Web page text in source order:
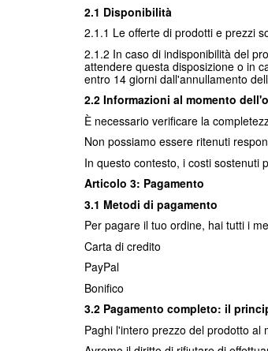
2.1 Disponibilità
2.1.1 Le offerte di prodotti e prezzi
2.1.2 In caso di indisponibilità del
attendere questa disposizione o in
entro 14 giorni dall'annullamento
2.2 Informazioni al momento
È necessario verificare la
Non possiamo essere ritenuti
In questo contesto, i costi sostenuti
Articolo 3: Pagamento
3.1 Metodi di pagamento
Per pagare il tuo ordine, hai tutti i
Carta di credito
PayPal
Bonifico
3.2 Pagamento completo: il
Paghi l'intero prezzo del prodotto al